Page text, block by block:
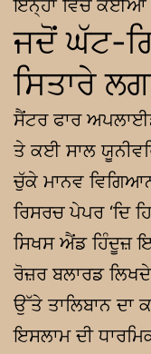
ਇਨ੍ਹਾਂ ਵਿੱਚੋਂ ਕਈਆਂ
ਜਦੋਂ ਘੱਟ-
ਸਿਤਾਰੇ
ਸੈਂਟਰ ਫਾਰ
ਤੇ ਕਈ ਸਾਲ
ਚੁੱਕੇ ਮਾਨਵ
ਰਿਸਰਚ ਪੇਪਰ ‘ਦਿ
ਸਿਖਸ ਐਂਡ ਹਿੰਦੂਜ਼
ਰੋਜ਼ਰ ਬਲਾਰਡ
ਉੱਤੇ ਤਾਲਿਬਾਨ ਦਾ
ਇਸਲਾਮ ਦੀ